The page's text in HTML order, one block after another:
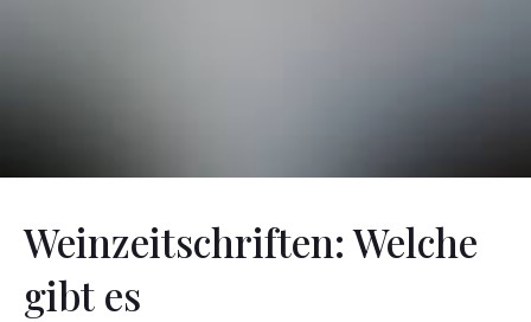
Weinzeitschriften: Welche
gibt es